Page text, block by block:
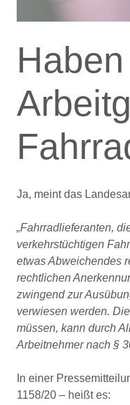
Ja, meint das
„Fahrradlieferanten,
verkehrstüchtigen
etwas Abweichendes
rechtlichen
zwingend zur
verwiesen werden.
müssen, kann durch
Arbeitnehmer nach §
In einer
1158/20 – heißt es: